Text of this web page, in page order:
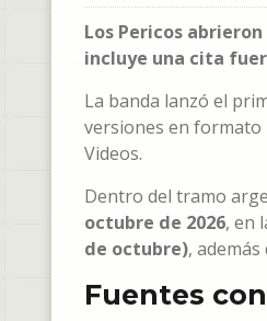
Los Pericos
incluye una cita
La banda lanzó el
versiones en formato
Videos.
Dentro del tramo
octubre de 2026, en
de octubre),
Fuentes